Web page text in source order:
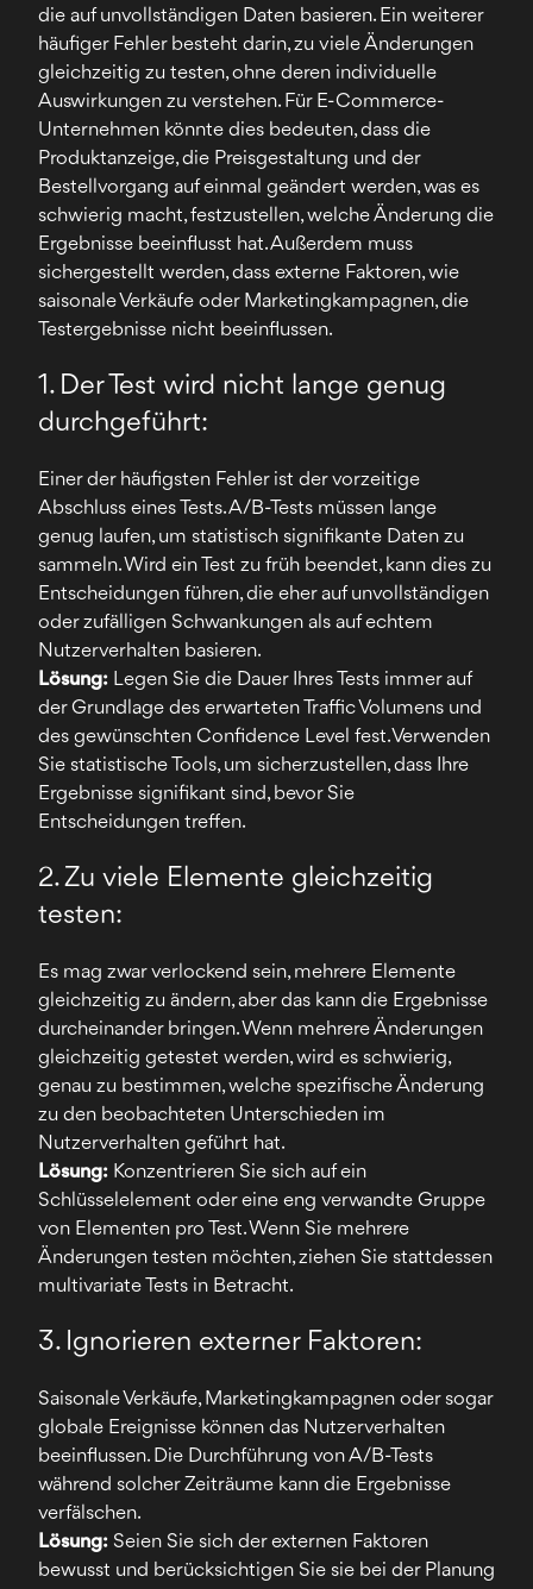
die auf unvollständigen Daten basieren. Ein weiterer
häufiger Fehler besteht darin, zu viele Änderungen
gleichzeitig zu testen, ohne deren individuelle
Auswirkungen zu verstehen. Für E-Commerce-
Unternehmen könnte dies bedeuten, dass die
Produktanzeige, die Preisgestaltung und der
Bestellvorgang auf einmal geändert werden, was es
schwierig macht, festzustellen, welche Änderung die
Ergebnisse beeinflusst hat. Außerdem muss
sichergestellt werden, dass externe Faktoren, wie
saisonale Verkäufe oder Marketingkampagnen, die
Testergebnisse nicht beeinflussen.
1. Der Test wird nicht lange genug
durchgeführt:
Einer der häufigsten Fehler ist der vorzeitige
Abschluss eines Tests. A/B-Tests müssen lange
genug laufen, um statistisch signifikante Daten zu
sammeln. Wird ein Test zu früh beendet, kann dies zu
Entscheidungen führen, die eher auf unvollständigen
oder zufälligen Schwankungen als auf echtem
Nutzerverhalten basieren.
Lösung: Legen Sie die Dauer Ihres Tests immer auf
der Grundlage des erwarteten Traffic Volumens und
des gewünschten Confidence Level fest. Verwenden
Sie statistische Tools, um sicherzustellen, dass Ihre
Ergebnisse signifikant sind, bevor Sie
Entscheidungen treffen.
2. Zu viele Elemente gleichzeitig
testen:
Es mag zwar verlockend sein, mehrere Elemente
gleichzeitig zu ändern, aber das kann die Ergebnisse
durcheinander bringen. Wenn mehrere Änderungen
gleichzeitig getestet werden, wird es schwierig,
genau zu bestimmen, welche spezifische Änderung
zu den beobachteten Unterschieden im
Nutzerverhalten geführt hat.
Lösung: Konzentrieren Sie sich auf ein
Schlüsselelement oder eine eng verwandte Gruppe
von Elementen pro Test. Wenn Sie mehrere
Änderungen testen möchten, ziehen Sie stattdessen
multivariate Tests in Betracht.
3. Ignorieren externer Faktoren:
Saisonale Verkäufe, Marketingkampagnen oder sogar
globale Ereignisse können das Nutzerverhalten
beeinflussen. Die Durchführung von A/B-Tests
während solcher Zeiträume kann die Ergebnisse
verfälschen.
Lösung: Seien Sie sich der externen Faktoren
bewusst und berücksichtigen Sie sie bei der Planung